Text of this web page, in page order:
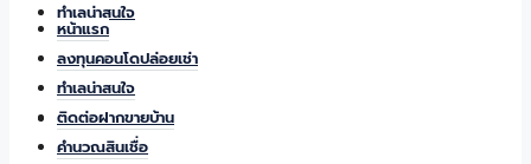
ทำเลน่าสนใจ
ติดต่อฝากขายบ้าน
หน้าแรก
ลงทุนคอนโดปล่อยเช่า
ทำเลน่าสนใจ
ติดต่อฝากขายบ้าน
คำนวณสินเชื่อ